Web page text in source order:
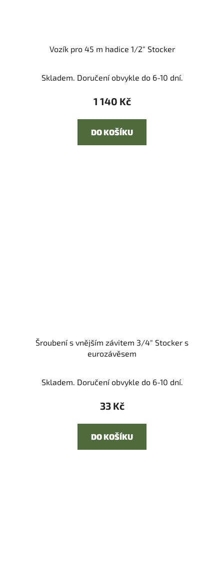
Vozík pro 45 m hadice 1/2" Stocker
Skladem. Doručení obvykle do 6-10 dní.
1 140 Kč
DO KOŠÍKU
Šroubení s vnějším závitem 3/4" Stocker s
eurozávěsem
Skladem. Doručení obvykle do 6-10 dní.
33 Kč
DO KOŠÍKU